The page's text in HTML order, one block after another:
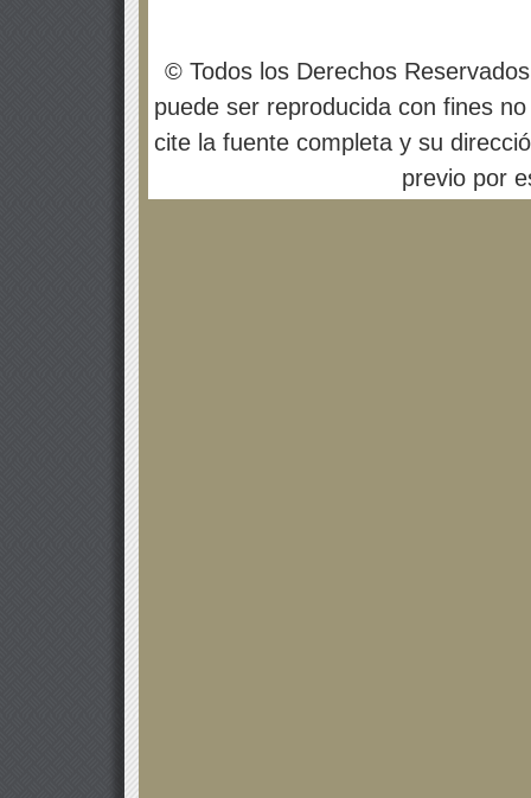
© Todos los Derechos
puede ser reproducida con fines
cite la fuente completa y su
previo por